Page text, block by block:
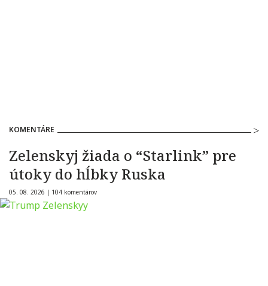
KOMENTÁRE
Zelenskyj žiada o “Starlink” pre
útoky do hĺbky Ruska
05. 08. 2026 | 104 komentárov